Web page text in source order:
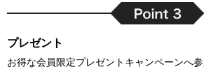
プレゼント
お得な会員限定プレゼントキャンペーンへ参